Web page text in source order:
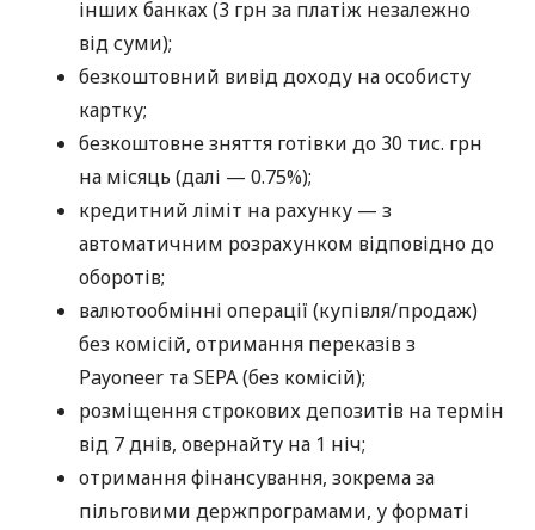
інших банках (3 грн за платіж незалежно
від суми);
безкоштовний вивід доходу на особисту
картку;
безкоштовне зняття готівки до 30 тис. грн
на місяць (далі — 0.75%);
кредитний ліміт на рахунку — з
автоматичним розрахунком відповідно до
оборотів;
валютообмінні операції (купівля/продаж)
без комісій, отримання переказів з
Payoneer та SEPA (без комісій);
розміщення строкових депозитів на термін
від 7 днів, овернайту на 1 ніч;
отримання фінансування, зокрема за
пільговими держпрограмами, у форматі